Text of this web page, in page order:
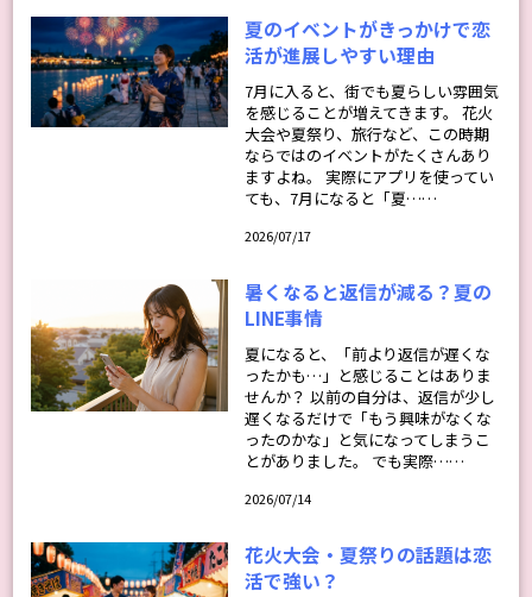
夏のイベントがきっかけで恋
活が進展しやすい理由
7月に入ると、街でも夏らしい雰囲気
を感じることが増えてきます。 花火
大会や夏祭り、旅行など、この時期
ならではのイベントがたくさんあり
ますよね。 実際にアプリを使ってい
ても、7月になると「夏……
2026/07/17
暑くなると返信が減る？夏の
LINE事情
夏になると、「前より返信が遅くな
ったかも…」と感じることはありま
せんか？ 以前の自分は、返信が少し
遅くなるだけで「もう興味がなくな
ったのかな」と気になってしまうこ
とがありました。 でも実際……
2026/07/14
花火大会・夏祭りの話題は恋
活で強い？